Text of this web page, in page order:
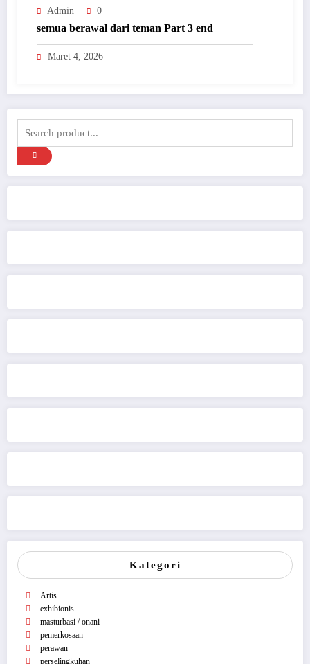
Admin 0
semua berawal dari teman Part 3 end
Maret 4, 2026
Kategori
Artis
exhibionis
masturbasi / onani
pemerkosaan
perawan
perselingkuhan